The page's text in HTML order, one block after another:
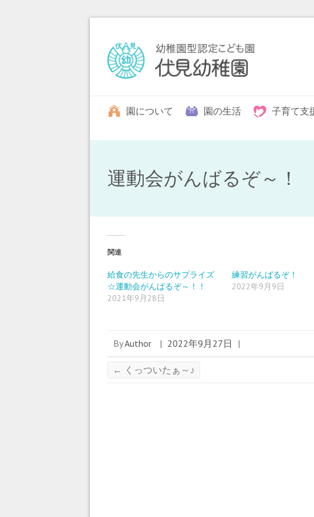
園について 園の生活 子育て支
運動会がんばるぞ～！
関連
給食の先生からのサプライズ
☆運動会がんばるぞ～！！
2021年9月28日
練習がんばるぞ！
2022年9月9日
ByAuthor | 2022年9月27日 |
← くっついたぁ～♪